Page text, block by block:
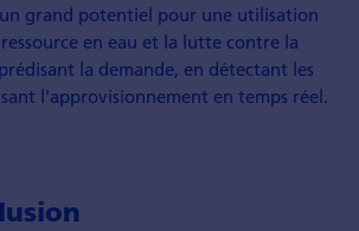
grand potentiel pour une utilisation
en eau et la lutte contre la
la demande, en détectant les
l'approvisionnement en temps réel.